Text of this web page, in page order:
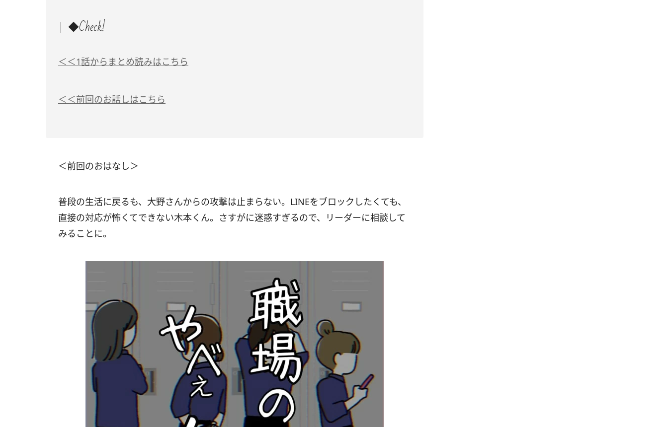
◆Check!
＜＜1話からまとめ読みはこちら
＜＜前回のお話しはこちら
＜前回のおはなし＞
普段の生活に戻るも、大野さんからの攻撃は止まらない。LINEをブロックしたくても、
直接の対応が怖くてできない木本くん。さすがに迷惑すぎるので、リーダーに相談して
みることに。